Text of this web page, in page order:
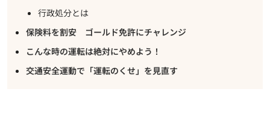
行政処分とは
保険料を割安 ゴールド免許にチャレンジ
こんな時の運転は絶対にやめよう！
交通安全運動で「運転のくせ」を見直す